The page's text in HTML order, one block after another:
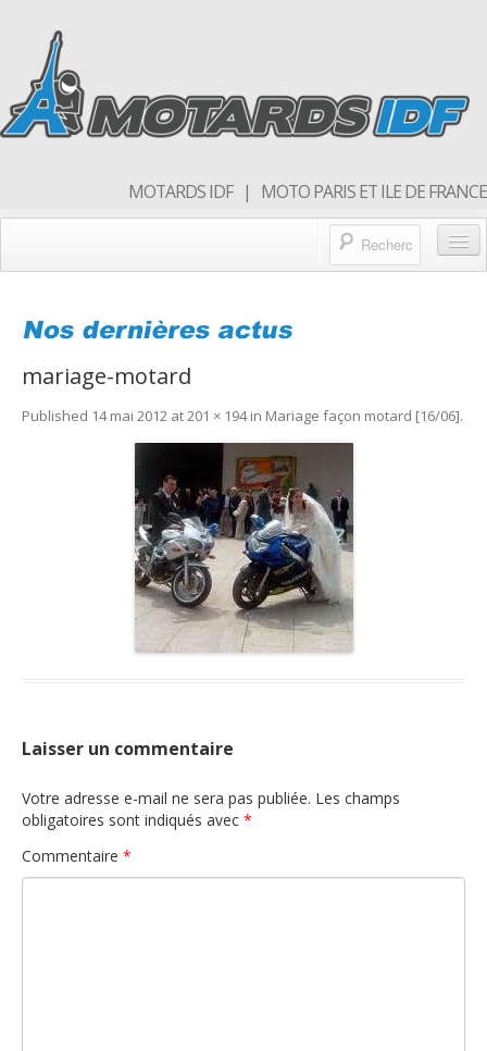
MOTARDS IDF | MOTO PARIS ET ILE DE FRANCE
Forum
Balades & sorties moto
Qui sommes nous
Nous contacter
mariage-motard
Published 14 mai 2012 at201 × 194in Mariage façon motard [16/06].
Laisser un commentaire
Votre adresse e-mail ne sera pas publiée. Les champs
obligatoires sont indiqués avec *
Commentaire *